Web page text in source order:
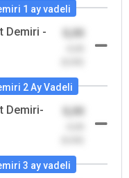
1 ay vadeli
Demiri -
2 Ay Vadeli
Demiri-
3 ay vadeli